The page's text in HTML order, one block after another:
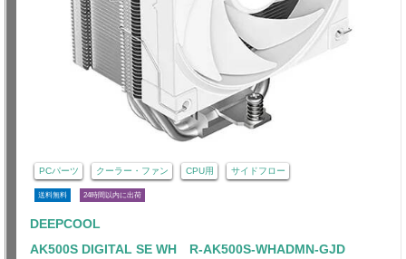
PCパーツ クーラー・ファン CPU用 サイドフロー
送料無料 24時間以内に出荷
DEEPCOOL
AK500S DIGITAL SE WH R-AK500S-WHADMN-GJD